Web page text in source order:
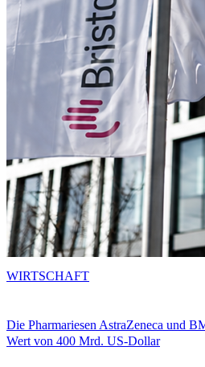
Die Pharmariesen AstraZeneca und
Wert von 400 Mrd. US-Dollar
WIRTSCHAFT